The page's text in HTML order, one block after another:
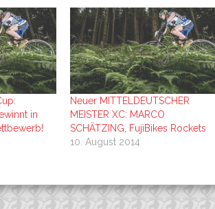
in
Neuer MITTELDEUTSCHER
MEISTER XC: MARCO
SCHÄTZING, FujiBikes Rockets
10. August 2014